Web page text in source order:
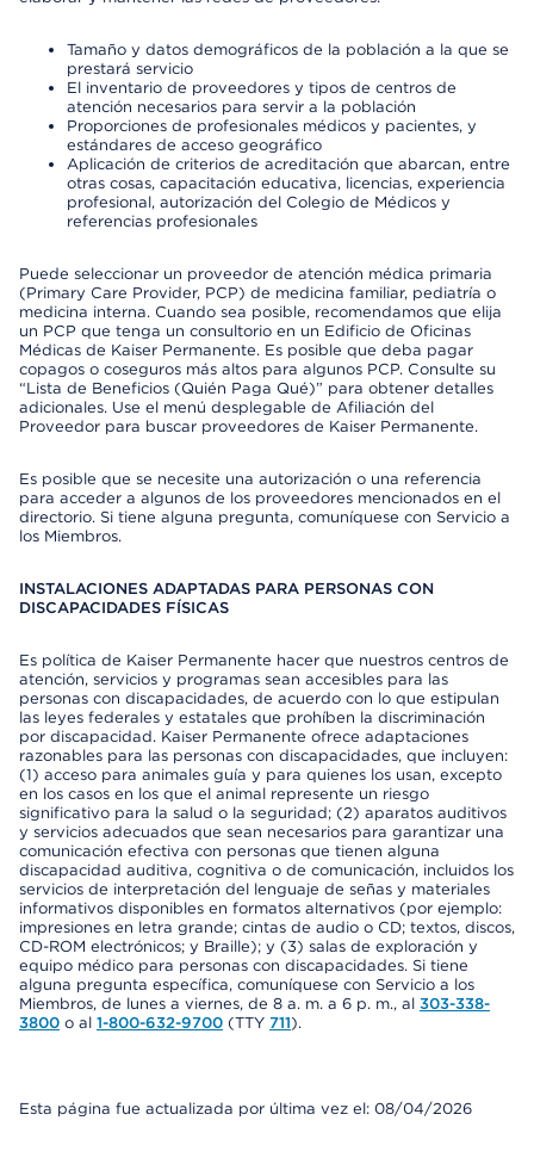
Tamaño y datos demográficos de la población a la que se
prestará servicio
El inventario de proveedores y tipos de centros de
atención necesarios para servir a la población
Proporciones de profesionales médicos y pacientes, y
estándares de acceso geográfico
Aplicación de criterios de acreditación que abarcan, entre
otras cosas, capacitación educativa, licencias, experiencia
profesional, autorización del Colegio de Médicos y
referencias profesionales
Puede seleccionar un proveedor de atención médica primaria
(Primary Care Provider, PCP) de medicina familiar, pediatría o
medicina interna. Cuando sea posible, recomendamos que elija
un PCP que tenga un consultorio en un Edificio de Oficinas
Médicas de Kaiser Permanente. Es posible que deba pagar
copagos o coseguros más altos para algunos PCP. Consulte su
“Lista de Beneficios (Quién Paga Qué)” para obtener detalles
adicionales. Use el menú desplegable de Afiliación del
Proveedor para buscar proveedores de Kaiser Permanente.
Es posible que se necesite una autorización o una referencia
para acceder a algunos de los proveedores mencionados en el
directorio. Si tiene alguna pregunta, comuníquese con Servicio a
los Miembros.
INSTALACIONES ADAPTADAS PARA PERSONAS CON
DISCAPACIDADES FÍSICAS
Es política de Kaiser Permanente hacer que nuestros centros de
atención, servicios y programas sean accesibles para las
personas con discapacidades, de acuerdo con lo que estipulan
las leyes federales y estatales que prohíben la discriminación
por discapacidad. Kaiser Permanente ofrece adaptaciones
razonables para las personas con discapacidades, que incluyen:
(1) acceso para animales guía y para quienes los usan, excepto
en los casos en los que el animal represente un riesgo
significativo para la salud o la seguridad; (2) aparatos auditivos
y servicios adecuados que sean necesarios para garantizar una
comunicación efectiva con personas que tienen alguna
discapacidad auditiva, cognitiva o de comunicación, incluidos los
servicios de interpretación del lenguaje de señas y materiales
informativos disponibles en formatos alternativos (por ejemplo:
impresiones en letra grande; cintas de audio o CD; textos, discos,
CD-ROM electrónicos; y Braille); y (3) salas de exploración y
equipo médico para personas con discapacidades. Si tiene
alguna pregunta específica, comuníquese con Servicio a los
Miembros, de lunes a viernes, de 8 a. m. a 6 p. m., al 303-338-
3800 o al 1-800-632-9700 (TTY 711).
Esta página fue actualizada por última vez el: 08/04/2026